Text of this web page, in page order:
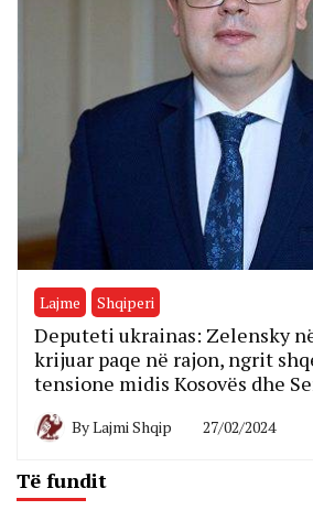
Lajme Shqiperi
Deputeti ukrainas: Zelensky
krijuar paqe në rajon, ngrit
tensione midis Kosovës dhe
ByLajmi Shqip 27/02/2024
Të fundit